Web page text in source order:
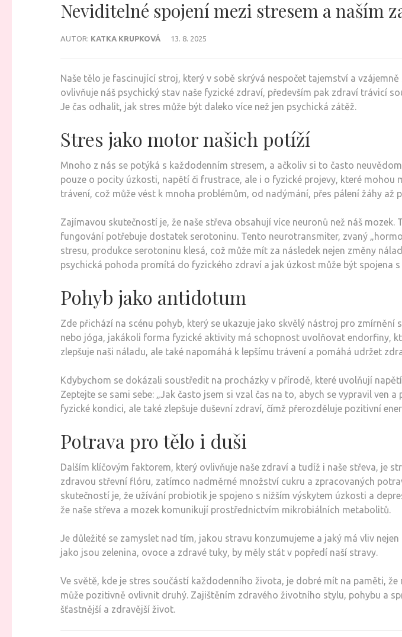
Neviditelné spojení mezi stresem a naším
AUTOR: KATKA KRUPKOVÁ 13. 8. 2025
Naše tělo je fascinující stroj, který v sobě skrývá nespočet tajemství a
ovlivňuje náš psychický stav naše fyzické zdraví, především pak zdraví trávicí
Je čas odhalit, jak stres může být daleko více než jen psychická zátěž.
Stres jako motor našich potíží
Mnoho z nás se potýká s každodenním stresem, a ačkoliv si to často
pouze o pocity úzkosti, napětí či frustrace, ale i o fyzické projevy, které
trávení, což může vést k mnoha problémům, od nadýmání, přes pálení žáhy
Zajímavou skutečností je, že naše střeva obsahují více neuronů než náš
fungování potřebuje dostatek serotoninu. Tento neurotransmiter, zvaný
stresu, produkce serotoninu klesá, což může mít za následek nejen změny
psychická pohoda promítá do fyzického zdraví a jak úzkost může být spojena
Pohyb jako antidotum
Zde přichází na scénu pohyb, který se ukazuje jako skvělý nástroj pro
nebo jóga, jakákoli forma fyzické aktivity má schopnost uvolňovat endorfiny,
zlepšuje naši náladu, ale také napomáhá k lepšímu trávení a pomáhá udržet
Kdybychom se dokázali soustředit na procházky v přírodě, které uvolňují
Zeptejte se sami sebe: „Jak často jsem si vzal čas na to, abych se vypravil ven
fyzické kondici, ale také zlepšuje duševní zdraví, čímž přerozděluje pozitivní
Potrava pro tělo i duši
Dalším klíčovým faktorem, který ovlivňuje naše zdraví a tudíž i naše střeva, je
zdravou střevní flóru, zatímco nadměrné množství cukru a zpracovaných
skutečností je, že užívání probiotik je spojeno s nižším výskytem úzkosti a
že naše střeva a mozek komunikují prostřednictvím mikrobiálních metabolitů.
Je důležité se zamyslet nad tím, jakou stravu konzumujeme a jaký má vliv
jako jsou zelenina, ovoce a zdravé tuky, by měly stát v popředí naší stravy.
Ve světě, kde je stres součástí každodenního života, je dobré mít na paměti,
může pozitivně ovlivnit druhý. Zajištěním zdravého životního stylu, pohybu a
šťastnější a zdravější život.